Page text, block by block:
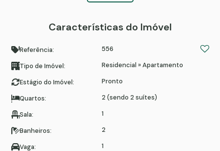
Seu novo lar te espera de braços abertos! 🏡💫
Entre em contato conosco e agende sua visita agora mesmo!
📞🔑 #ImóvelParaVenda #ApartamentoDosSonhos
#FelizParaSempre
Características do Imóvel
Referência: 556
Tipo de Imóvel: Residencial »Apartamento
Estágio do Imóvel: Pronto
Quartos: 2 (sendo 2 suítes)
Sala: 1
Banheiros: 2
Vaga: 1